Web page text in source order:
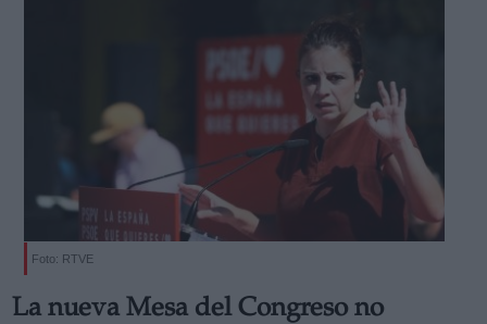
Foto: RTVE
La nueva Mesa del Congreso no